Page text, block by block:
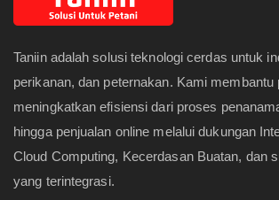
Taniin adalah solusi teknologi cerdas untuk
perikanan, dan peternakan. Kami membantu
meningkatkan efisiensi dari proses
hingga penjualan online melalui dukungan
Cloud Computing, Kecerdasan Buatan, dan
yang terintegrasi.